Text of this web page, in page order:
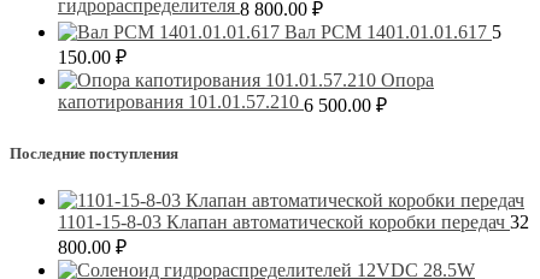
гидрораспределителя 8 800.00 ₽
Вал РСМ 1401.01.01.617 5
150.00 ₽
Опора
капотирования 101.01.57.210 6 500.00 ₽
Последние поступления
1101-15-8-03 Клапан автоматической коробки передач 32
800.00 ₽